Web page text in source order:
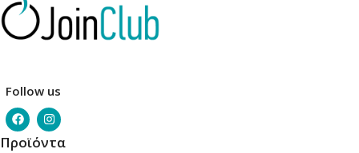
Follow us
Προϊόντα